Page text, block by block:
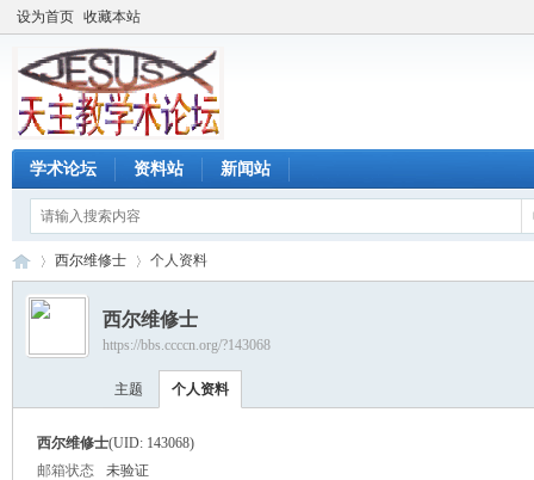
设为首页 收藏本站
学术论坛 资料站 新闻站
›
西尔维修士 个人资料
西尔维修士
https://bbs.ccccn.org/?143068
主题 个人资料
西尔维修士(UID: 143068)
邮箱状态
未验证